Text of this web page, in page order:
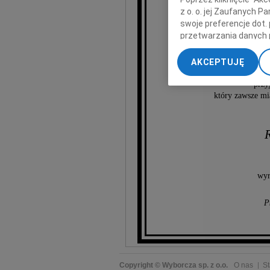
naszego kolegi z
który zawsze
Copyright © Wyborcza sp. z o.o. O nas
z o. o. jej Zaufanych
swoje preferencje dot.
przetwarzania danych
„Ustawienia
My, nasi Zaufani
dokładnych danych
Przechowywanie
AKCEPTUJĘ